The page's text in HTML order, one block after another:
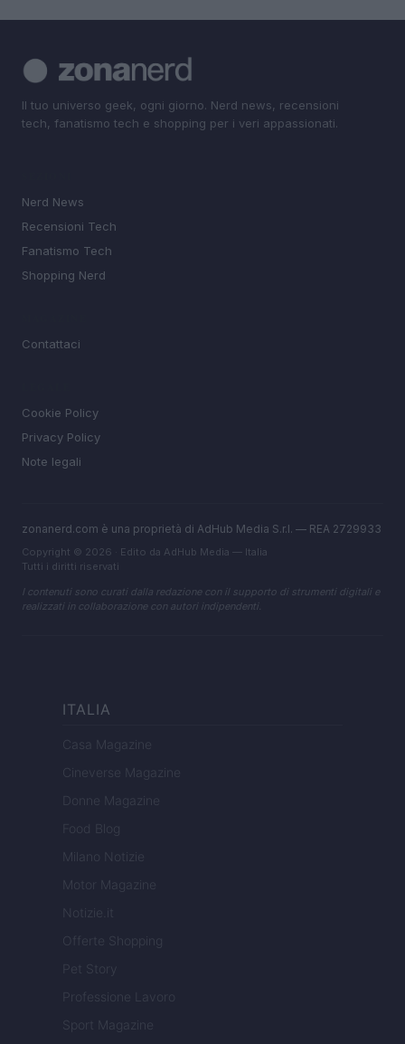
Il tuo universo geek, ogni giorno. Nerd news, recensioni
tech, fanatismo tech e shopping per i veri appassionati.
Nerd News
Recensioni Tech
Fanatismo Tech
Shopping Nerd
Contattaci
Cookie Policy
Privacy Policy
Note legali
zonanerd.com è una proprietà di AdHub Media S.r.l. — REA 2729933
Copyright © 2026 · Edito da AdHub Media — Italia
Tutti i diritti riservati
I contenuti sono curati dalla redazione con il supporto di strumenti digitali e
realizzati in collaborazione con autori indipendenti.
ITALIA
Casa Magazine
Cineverse Magazine
Donne Magazine
Food Blog
Milano Notizie
Motor Magazine
Notizie.it
Offerte Shopping
Pet Story
Professione Lavoro
Sport Magazine